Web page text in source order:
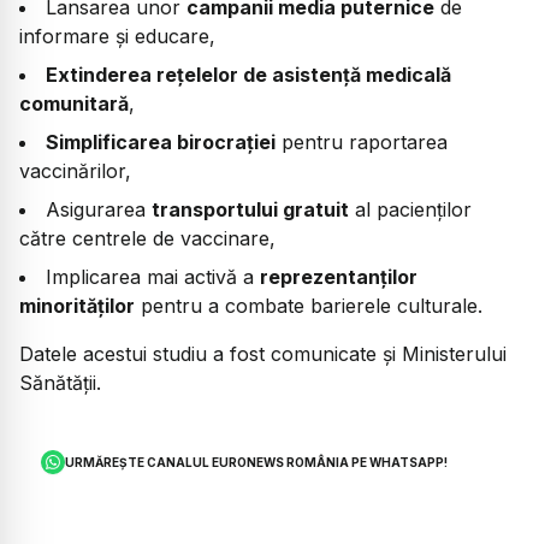
Lansarea unor campanii media puternice de
informare și educare,
Extinderea rețelelor de asistență medicală
comunitară,
Simplificarea birocrației pentru raportarea
vaccinărilor,
Asigurarea transportului gratuit al pacienților
către centrele de vaccinare,
Implicarea mai activă a reprezentanților
minorităților pentru a combate barierele culturale.
Datele acestui studiu a fost comunicate și Ministerului
Sănătății.
URMĂREȘTE CANALUL EURONEWS ROMÂNIA PE WHATSAPP!